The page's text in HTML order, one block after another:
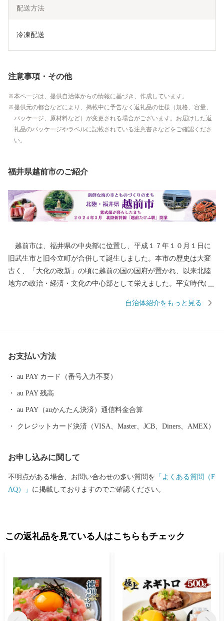
配送方法
冷凍配送
注意事項・その他
本ページは、提供自治体からの情報に基づき、作成しています。
提供元の都合などにより、掲載中に予告なく返礼品の仕様（規格、容量、
パッケージ、原材料など）が変更される場合がございます。お届けした返
礼品のパッケージやラベルに記載されている注意書きなどをご確認くださ
い。
福井県越前市のご紹介
越前市は、福井県の中央部に位置し、平成１７年１０月１日に
旧武生市と旧今立町が合併して誕生しました。本市の歴史は大変
古く、「大化の改新」の頃に越前の国の国府が置かれ、以来北陸
地方の政治・経済・文化の中心部として栄えました。平安時代に
を離れ、多感な少女時代を過ごした地でもあります。 産業面で
て発展を続けています。 また、豊かな緑や清らかな水など、美
しい自然を誇る本市は、コウノトリをシンボルに「生きものと共
しており、平成２７年９月に「環境・文化創造都市宣言」を行い
ました。 本市では「働く」「住む」「子育て・教育」「妊娠・
赤ちゃん」などの情報が見つかる移住希望者向けポータルサイト
の監修をいただき整備した武生中央公園の「だるまちゃん広
場」、「パピプペポー広場」、「コウノトリ広場」には、休日た
くさんの家族づれでにぎわいます。 令和6年3月16日には北陸新
en.lg.jp
自治体紹介をもっと見る
お支払い方法
au PAY カード（番号入力不要）
au PAY 残高
au PAY（auかんたん決済）通信料金合算
クレジットカード決済（VISA、Master、JCB、Diners、AMEX）
お申し込みに関して
不明点がある場合、お問い合わせの多い質問を 「よくある質問（F
AQ）」 に掲載しておりますのでご確認ください。
この返礼品を見ている人はこちらもチェック